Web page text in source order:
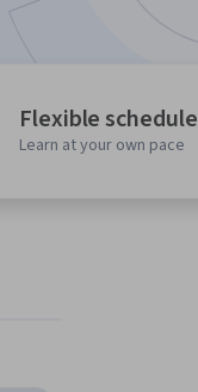
Flexible schedule
Learn at your own pace